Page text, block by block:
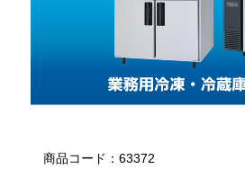
商品コード：63372